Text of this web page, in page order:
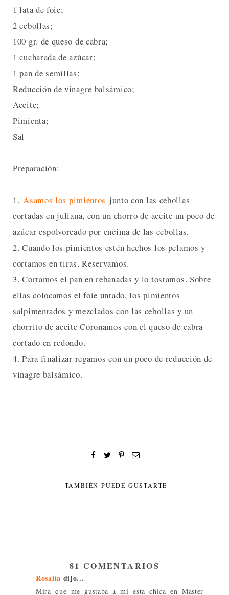
1 lata de foie;
2 cebollas;
100 gr. de queso de cabra;
1 cucharada de azúcar;
1 pan de semillas;
Reducción de vinagre balsámico;
Aceite;
Pimienta;
Sal
Preparación:
1.Asamos los pimientos junto con las cebollas
cortadas en juliana, con un chorro de aceite un poco de
azúcar espolvoreado por encima de las cebollas.
2. Cuando los pimientos estén hechos los pelamos y
cortamos en tiras. Reservamos.
3. Cortamos el pan en rebanadas y lo tostamos. Sobre
ellas colocamos el foie untado, los pimientos
salpimentados y mezclados con las cebollas y un
chorrito de aceite Coronamos con el queso de cabra
cortado en redondo.
4. Para finalizar regamos con un poco de reducción de
vinagre balsámico.
TAMBIÉN PUEDE GUSTARTE
81 COMENTARIOS
Rosalía dijo...
Mira que me gustaba a mi esta chica en Master